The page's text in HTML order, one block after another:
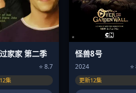
家家 第二季
⭐ 8.7
集
怪兽8号
2024
更新12集